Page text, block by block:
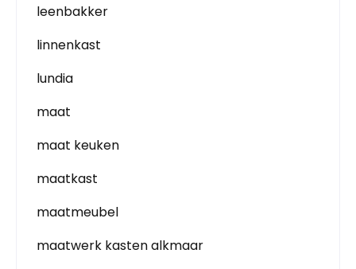
leenbakker
linnenkast
lundia
maat
maat keuken
maatkast
maatmeubel
maatwerk kasten alkmaar